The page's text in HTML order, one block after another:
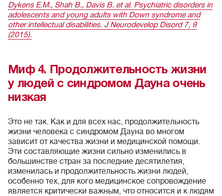
Dykens E.M., Shah B., Davis B. et al. Psychiatric disorders in
adolescents and young adults with Down syndrome and
other intellectual disabilities. J Neurodevelop Disord 7, 9
(2015).
Миф 4. Продолжительность жизни
у людей с синдромом Дауна очень
низкая
Это не так. Как и для всех нас, продолжительность
жизни человека с синдромом Дауна во многом
зависит от качества жизни и медицинской помощи.
Эти составляющие жизни сильно изменились в
большинстве стран за последние десятилетия,
изменилась и продолжительность жизни людей,
особенно тех, для кого медицинское сопровождение
является критически важным, что относится и к людям